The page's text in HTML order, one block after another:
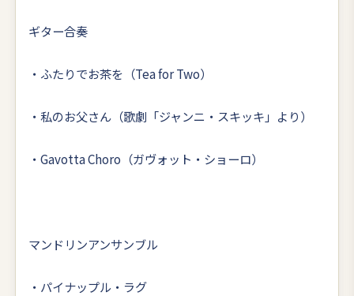
ギター合奏
・ふたりでお茶を（Tea for Two）
・私のお父さん（歌劇「ジャンニ・スキッキ」より）
・Gavotta Choro（ガヴォット・ショーロ）
マンドリンアンサンブル
・パイナップル・ラグ